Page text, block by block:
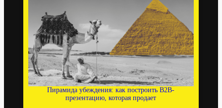
Пирамида убеждения: как построить B2B-
презентацию, которая продает